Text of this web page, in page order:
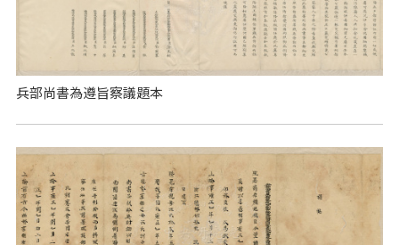
兵部尚書為遵旨察議題本